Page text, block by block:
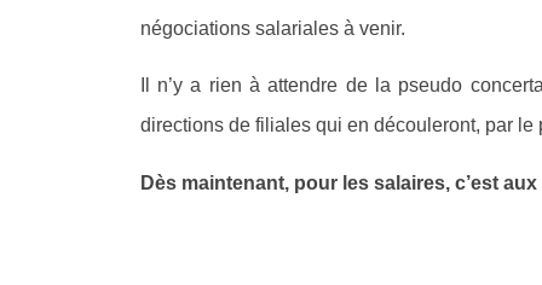
négociations salariales à venir.
Il n’y a rien à attendre de la pseudo
directions de filiales qui en découleront, par
Dès maintenant, pour les salaires, c’est